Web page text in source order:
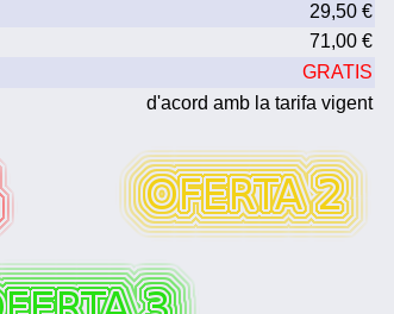
29,50 €
71,00 €
GRATIS
d'acord amb la tarifa vigent